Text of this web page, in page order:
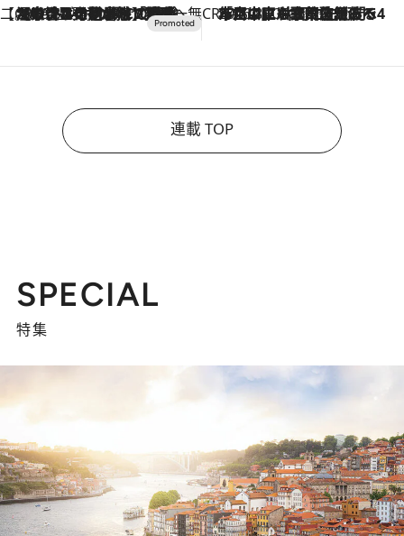
【CREA×星野リゾート】唯一無二。癒しと発見が待つ場所へ
2026.8.7
【トンボの足水浴】ヒノキの香りに包まれて涼感マックス！約13℃の湧水かけ流しを避暑地「星野温泉 トンボの湯」で体験 CREA'S CHOICE
2026.8.7
「立川にも歌舞伎があるんだよ」 片岡仁左衛門・市川中車ら豪華座組みで4年目の立川立飛歌舞伎へ
連載 TOP
SPECIAL
特集